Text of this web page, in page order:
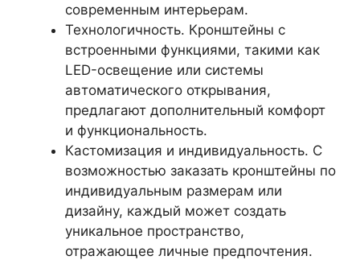
современным интерьерам.
Технологичность. Кронштейны с
встроенными функциями, такими как
LED-освещение или системы
автоматического открывания,
предлагают дополнительный комфорт
и функциональность.
Кастомизация и индивидуальность. С
возможностью заказать кронштейны по
индивидуальным размерам или
дизайну, каждый может создать
уникальное пространство,
отражающее личные предпочтения.